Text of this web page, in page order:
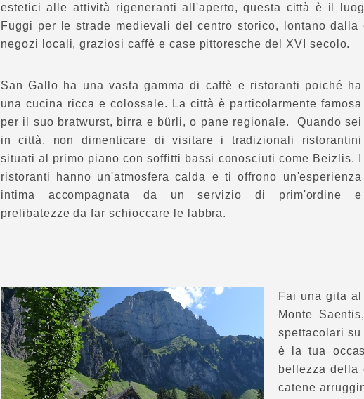
estetici alle attività rigeneranti all'aperto, questa città è il
Fuggi per le strade medievali del centro storico, lontano
negozi locali, graziosi caffè e case pittoresche del XVI secolo.
San Gallo ha una vasta gamma di caffè e ristoranti poiché ha
una cucina ricca e colossale. La città è particolarmente famosa
per il suo bratwurst, birra e bürli, o pane regionale. Quando sei
in città, non dimenticare di visitare i tradizionali ristorantini
situati al primo piano con soffitti bassi conosciuti come Beizlis. I
ristoranti hanno un'atmosfera calda e ti offrono un'esperienza
intima accompagnata da un servizio di prim'ordine e
prelibatezze da far schioccare le labbra.
Fai una gita al
Monte
spettacolari
è la tua
bellezza della
catene